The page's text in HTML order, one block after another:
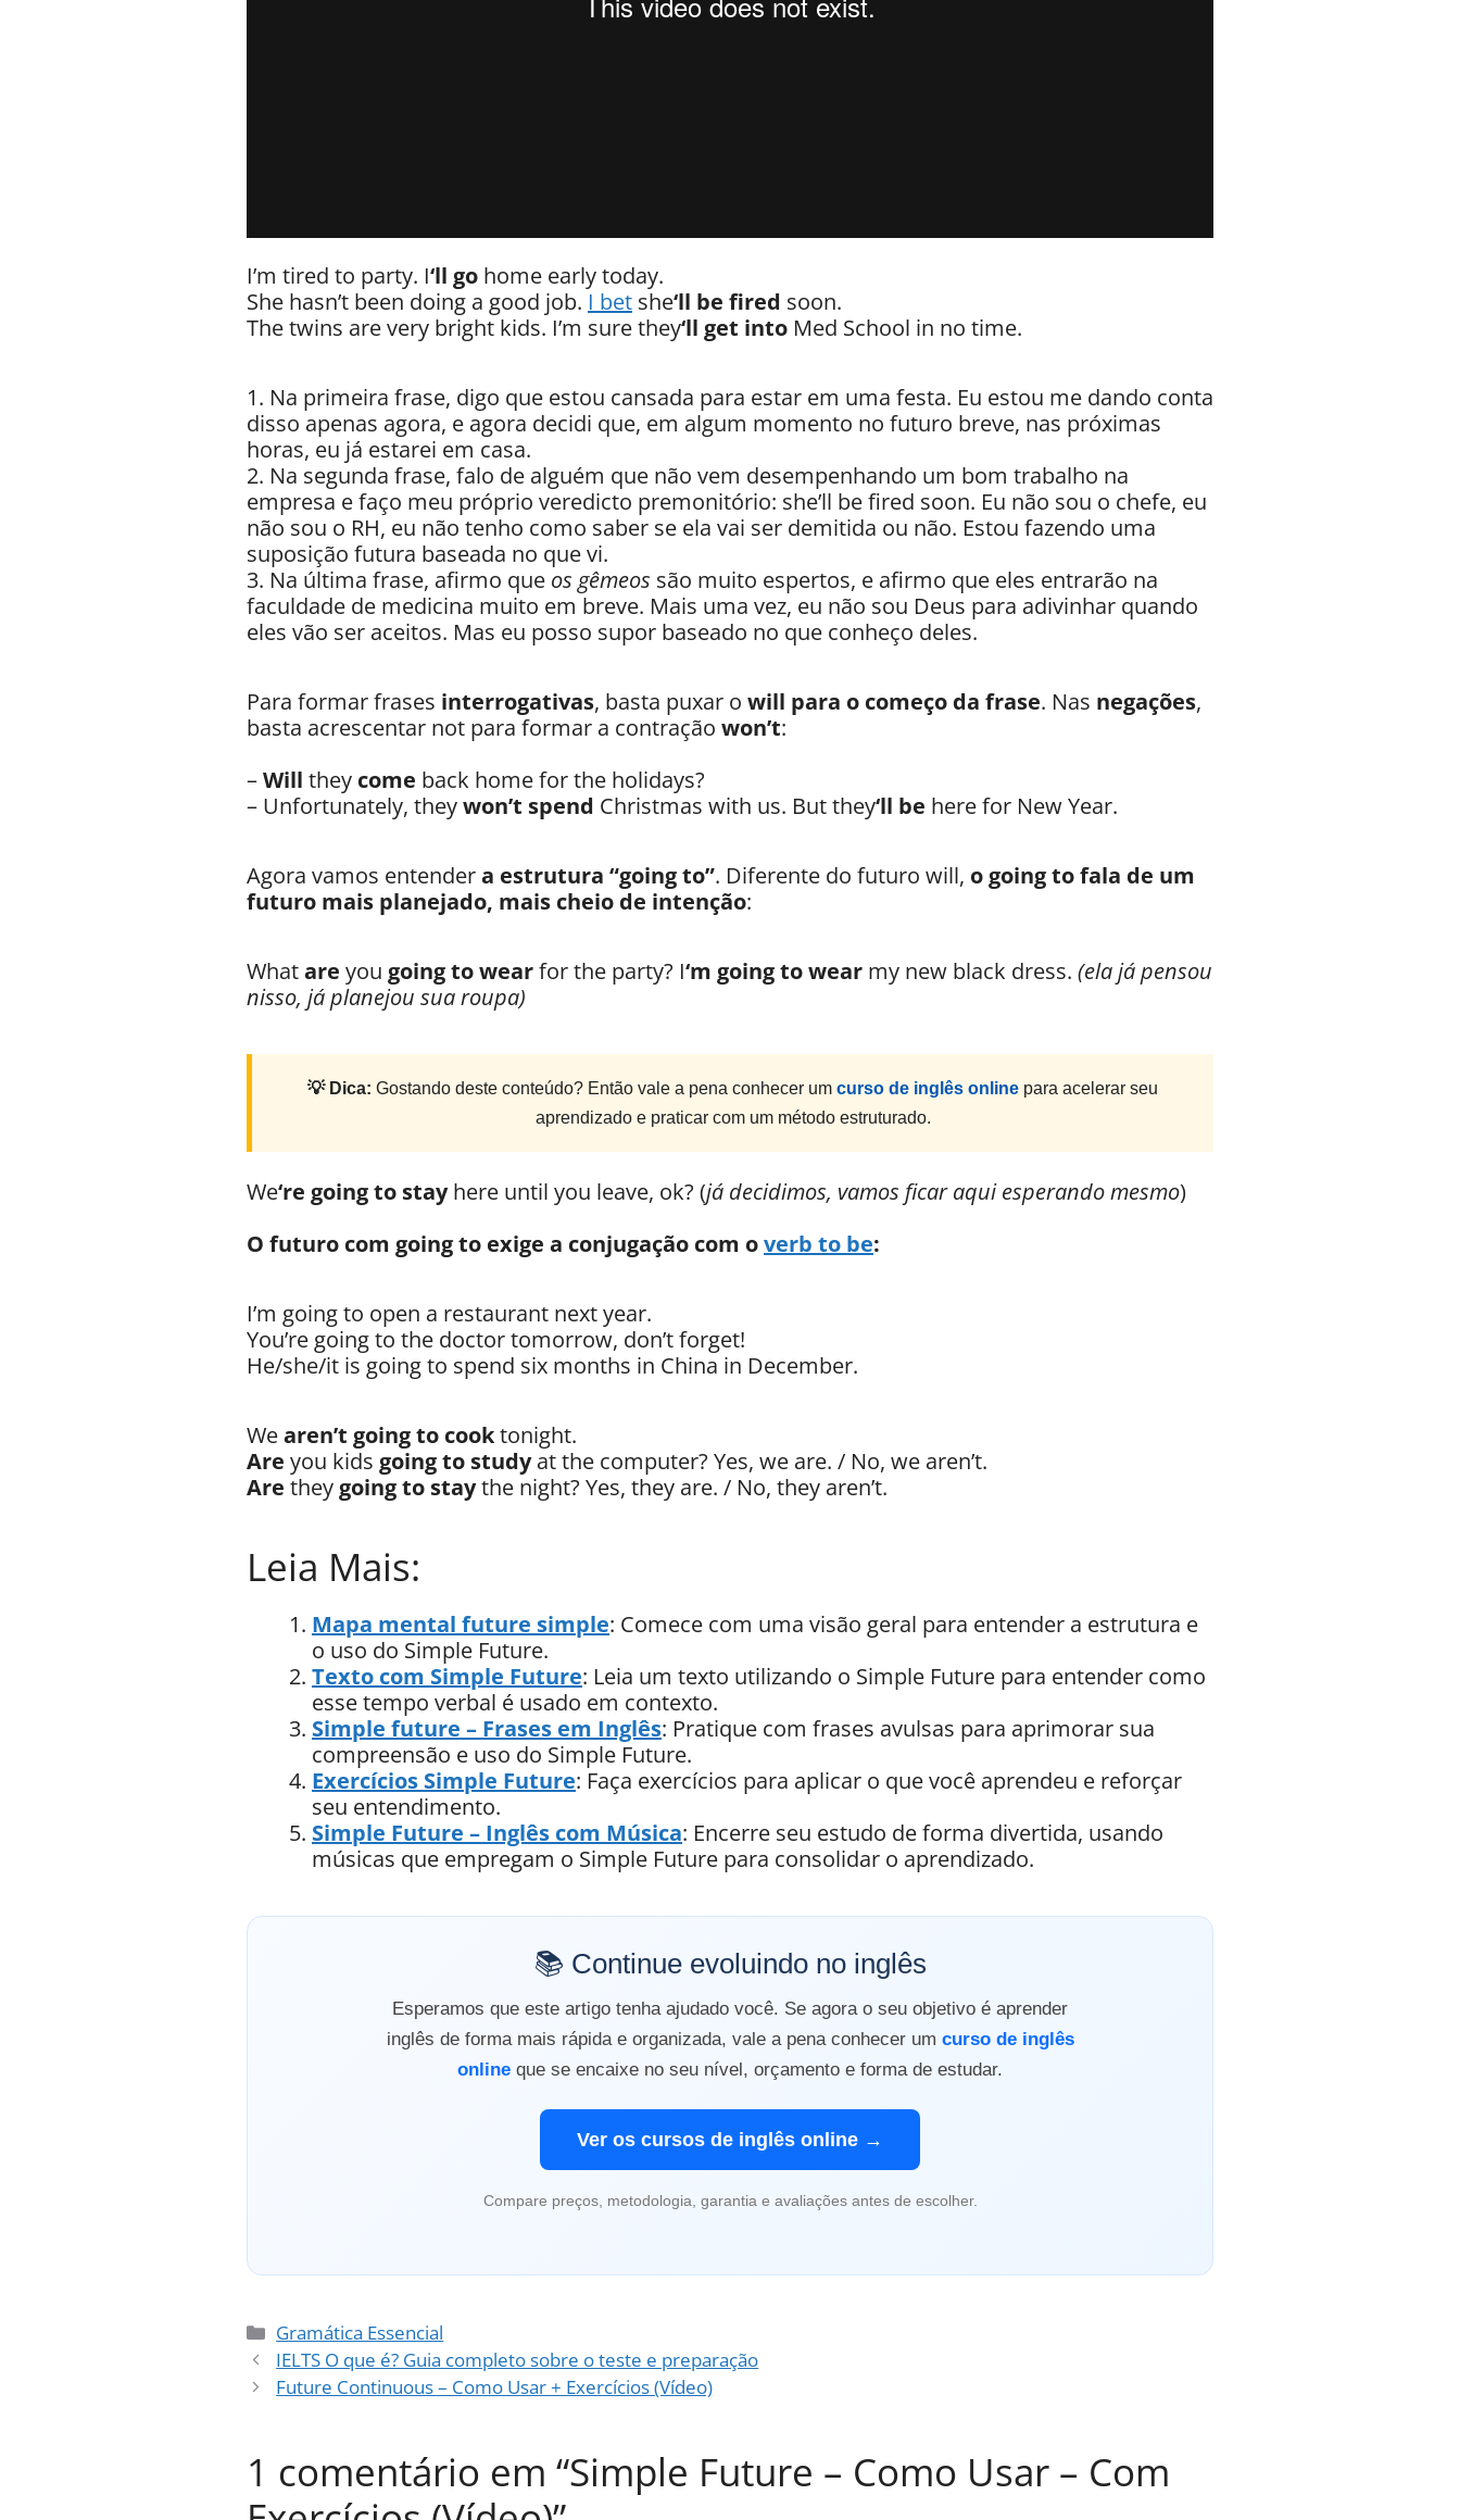
I’m tired to party. I‘ll go home early today.
She hasn’t been doing a good job. I bet she‘ll be fired soon.
The twins are very bright kids. I’m sure they‘ll get into Med School in no time.
1. Na primeira frase, digo que estou cansada para estar em uma festa. Eu estou me dando conta
disso apenas agora, e agora decidi que, em algum momento no futuro breve, nas próximas
horas, eu já estarei em casa.
2. Na segunda frase, falo de alguém que não vem desempenhando um bom trabalho na
empresa e faço meu próprio veredicto premonitório: she’ll be fired soon. Eu não sou o chefe, eu
não sou o RH, eu não tenho como saber se ela vai ser demitida ou não. Estou fazendo uma
suposição futura baseada no que vi.
3. Na última frase, afirmo que os gêmeos são muito espertos, e afirmo que eles entrarão na
faculdade de medicina muito em breve. Mais uma vez, eu não sou Deus para adivinhar quando
eles vão ser aceitos. Mas eu posso supor baseado no que conheço deles.
Para formar frases interrogativas, basta puxar o will para o começo da frase. Nas negações,
basta acrescentar not para formar a contração won’t:
–Will they come back home for the holidays?
– Unfortunately, theywon’t spend Christmas with us. But they‘ll be here for New Year.
Agora vamos entendera estrutura “going to”. Diferente do futuro will, o going to fala de um
futuro mais planejado, mais cheio de intenção:
Whatare you going to wearfor the party? I‘m going to wear my new black dress. (ela já pensou
nisso, já planejou sua roupa)
💡 Dica: Gostando deste conteúdo? Então vale a pena conhecer um curso de inglês online para acelerar seu
aprendizado e praticar com um método estruturado.
We‘re going to stayhere until you leave, ok? (já decidimos, vamos ficar aqui esperando mesmo)
O futuro com going to exige a conjugação com overb to be:
I’m going to open a restaurant next year.
You’re going to the doctor tomorrow, don’t forget!
He/she/it is going to spend six months in China in December.
Wearen’t going to cooktonight.
Are you kids going to studyat the computer? Yes, we are. / No, we aren’t.
Are they going to staythe night? Yes, they are. / No, they aren’t.
Leia Mais:
Mapa mental future simple: Comece com uma visão geral para entender a estrutura e
o uso do Simple Future.
Texto com Simple Future: Leia um texto utilizando o Simple Future para entender como
esse tempo verbal é usado em contexto.
Simple future – Frases em Inglês: Pratique com frases avulsas para aprimorar sua
compreensão e uso do Simple Future.
Exercícios Simple Future: Faça exercícios para aplicar o que você aprendeu e reforçar
seu entendimento.
Simple Future – Inglês com Música: Encerre seu estudo de forma divertida, usando
músicas que empregam o Simple Future para consolidar o aprendizado.
📚 Continue evoluindo no inglês
Esperamos que este artigo tenha ajudado você. Se agora o seu objetivo é aprender
inglês de forma mais rápida e organizada, vale a pena conhecer um curso de inglês
online que se encaixe no seu nível, orçamento e forma de estudar.
Ver os cursos de inglês online →
Compare preços, metodologia, garantia e avaliações antes de escolher.
Categorias
Gramática Essencial
IELTS O que é? Guia completo sobre o teste e preparação
Future Continuous – Como Usar + Exercícios (Vídeo)
1 comentário em “Simple Future – Como Usar – Com